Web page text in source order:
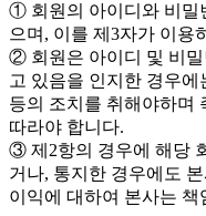
① 회원의 아이디와 비밀
으며, 이를 제3자가 이용
② 회원은 아이디 및 비
고 있음을 인지한 경우
등의 조치를 취해야하며
따라야 합니다.
③ 제2항의 경우에 해당
거나, 통지한 경우에도
이익에 대하여 본사는 책